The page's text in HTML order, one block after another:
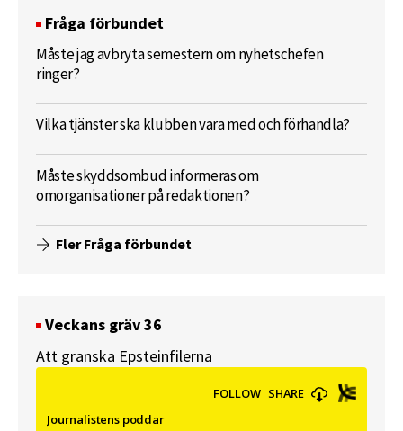
Fråga förbundet
Måste jag avbryta semestern om nyhetschefen
ringer?
Vilka tjänster ska klubben vara med och förhandla?
Måste skyddsombud informeras om
omorganisationer på redaktionen?
Fler Fråga förbundet
Veckans gräv 36
Att granska Epsteinfilerna